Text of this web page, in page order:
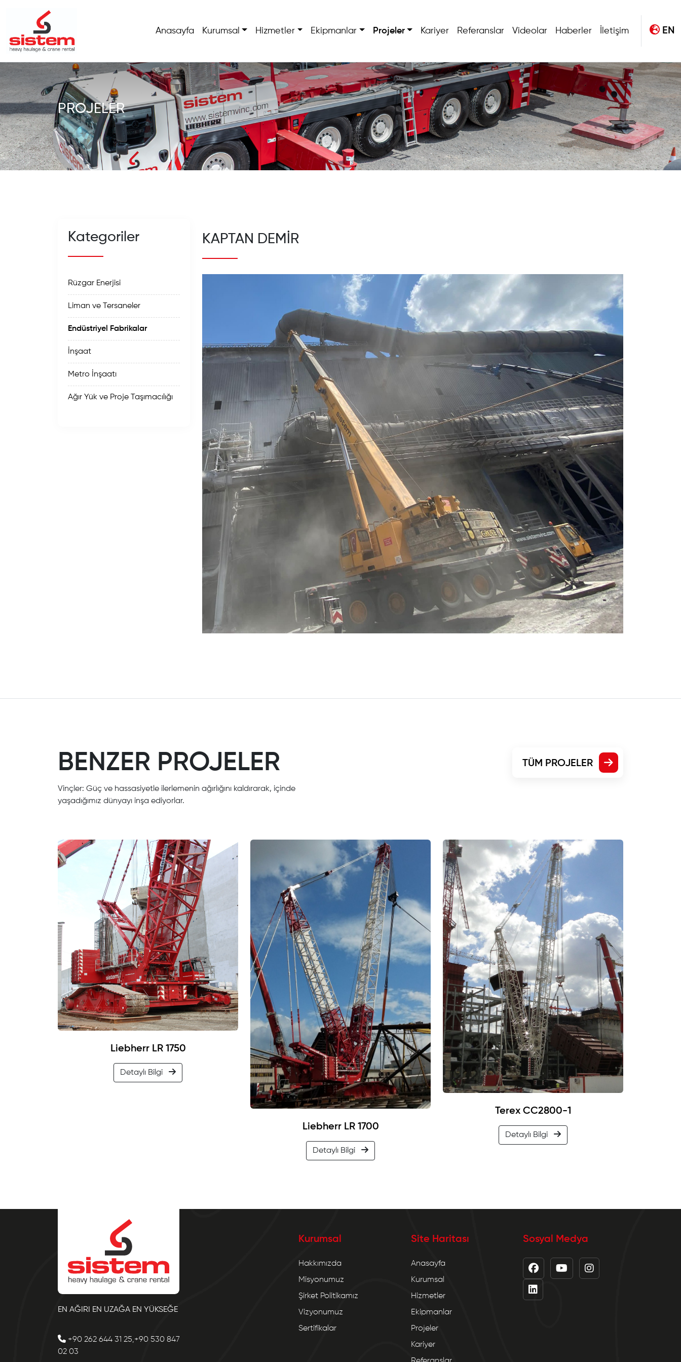
Anasayfa Kurumsal Hizmetler Ekipmanlar Projeler Kariyer Referanslar Videolar Haberler İletişim EN
PROJELER
Kategoriler
Rüzgar Enerjisi
Liman ve Tersaneler
Endüstriyel Fabrikalar
İnşaat
Metro İnşaatı
Ağır Yük ve Proje Taşımacılığı
KAPTAN DEMİR
BENZER PROJELER
Vinçler: Güç ve hassasiyetle ilerlemenin ağırlığını kaldırarak, içinde
yaşadığımız dünyayı inşa ediyorlar.
TÜM PROJELER
Liebherr LR 1750
Detaylı Bilgi
Liebherr LR 1700
Detaylı Bilgi
Terex CC2800-1
Detaylı Bilgi
EN AĞIRI EN UZAĞA EN YÜKSEĞE
+90 262 644 31 25,+90 530 847
02 03
Kurumsal
Hakkımızda
Misyonumuz
Şirket Politikamız
Vizyonumuz
Sertifikalar
Site Haritası
Anasayfa
Kurumsal
Hizmetler
Ekipmanlar
Projeler
Kariyer
Sosyal Medya